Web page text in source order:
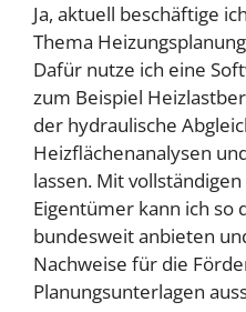
Ja, aktuell beschäftige
Thema
Dafür nutze ich eine
zum Beispiel
der hydraulische
Heizflächenanalysen
lassen. Mit
Eigentümer kann ich so
bundesweit anbieten
Nachweise für die
Planungsunterlagen